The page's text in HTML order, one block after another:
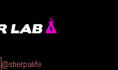
@sherpalife